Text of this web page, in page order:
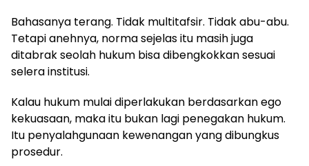
Bahasanya terang. Tidak multitafsir. Tidak abu-abu.
Tetapi anehnya, norma sejelas itu masih juga
ditabrak seolah hukum bisa dibengkokkan sesuai
selera institusi.
Kalau hukum mulai diperlakukan berdasarkan ego
kekuasaan, maka itu bukan lagi penegakan hukum.
Itu penyalahgunaan kewenangan yang dibungkus
prosedur.